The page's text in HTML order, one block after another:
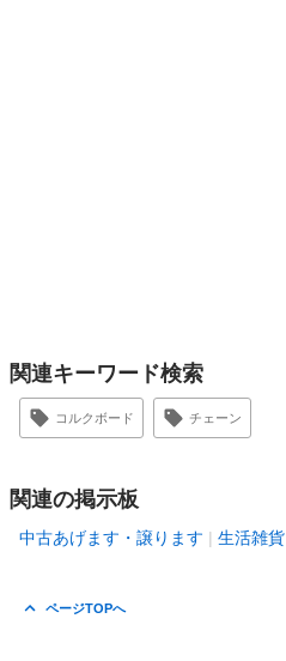
関連キーワード検索
コルクボード チェーン
関連の掲示板
中古あげます・譲ります 生活雑貨
ページTOPへ